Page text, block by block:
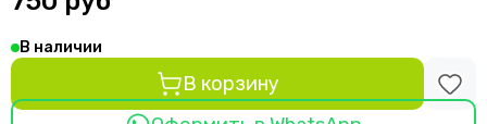
В наличии
В корзину